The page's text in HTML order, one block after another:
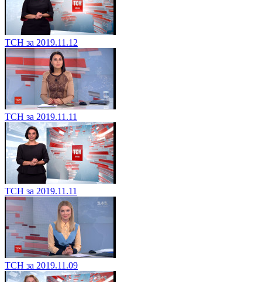
ТСН за 2019.11.12
ТСН за 2019.11.11
ТСН за 2019.11.11
ТСН за 2019.11.09